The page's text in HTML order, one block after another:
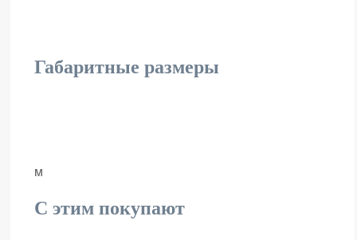
Габаритные размеры
м
С этим покупают